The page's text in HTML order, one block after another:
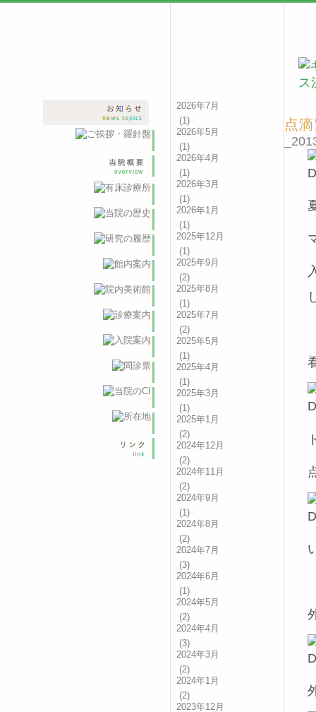
2026年7月
(1)
2026年5月
(1)
2026年4月
(1)
2026年3月
(1)
2026年1月
(1)
2025年12月
(1)
2025年9月
(2)
2025年8月
(1)
2025年7月
(2)
2025年5月
(1)
2025年4月
(1)
2025年3月
(1)
2025年1月
(2)
2024年12月
(2)
2024年11月
(2)
2024年9月
(1)
2024年8月
(2)
2024年7月
(3)
2024年6月
(1)
2024年5月
(2)
2024年4月
(3)
2024年3月
(2)
2024年1月
(2)
2023年12月
点